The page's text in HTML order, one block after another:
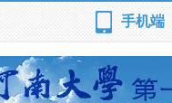
手机端